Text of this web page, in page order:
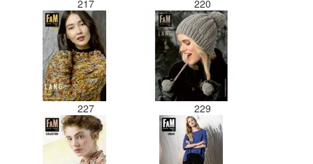
217 220
227 229